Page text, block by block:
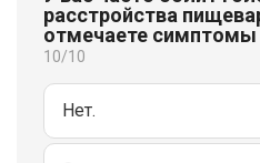
расстройства
отмечаете симптомы
10/10
Нет.